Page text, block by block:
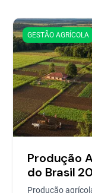
GESTÃO AGRÍCOLA
Produção
do Brasil
Produção